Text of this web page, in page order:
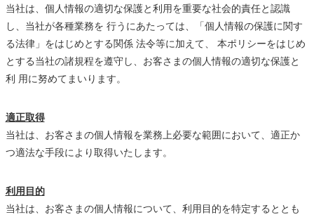
当社は、個人情報の適切な保護と利用を重要な社会的責任と認識
し、当社が各種業務を 行うにあたっては、「個人情報の保護に関す
る法律」をはじめとする関係 法令等に加えて、 本ポリシーをはじめ
とする当社の諸規程を遵守し、お客さまの個人情報の適切な保護と
利 用に努めてまいります。
適正取得
当社は、お客さまの個人情報を業務上必要な範囲において、適正か
つ適法な手段により取得いたします。
利用目的
当社は、お客さまの個人情報について、利用目的を特定するととも